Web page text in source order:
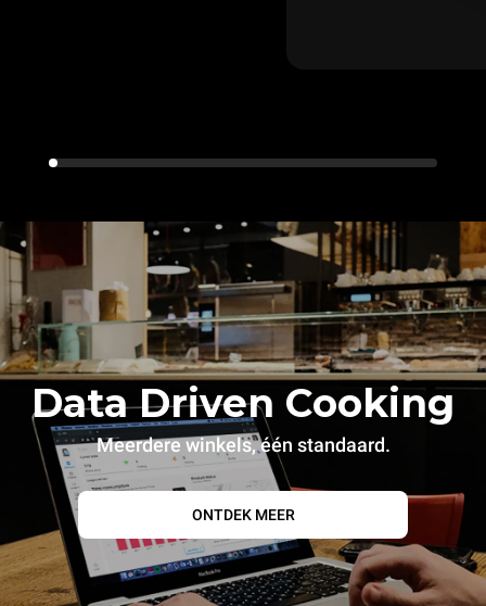
Data Driven Cooking
Meerdere winkels, één standaard.
ONTDEK MEER